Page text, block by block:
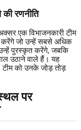
रणनीति
एक विभाजनकारी टीम
करेंगे जो उन्हें सबसे अधिक
पुरस्कृत करेंगे, जबकि
उठाने वाले हैं। यह
टीम को उनके जोड़ तोड़
पर